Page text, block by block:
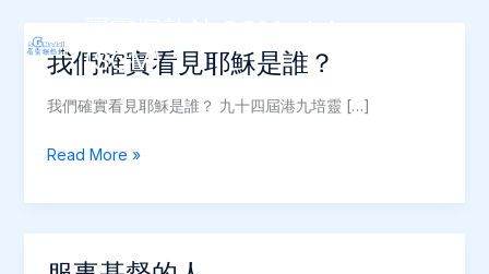
content
(SGM)
我們確實看見耶穌是誰？
我們確實看見耶穌是誰？ 九十四屆港九培靈 […]
我
確
看
Read More »